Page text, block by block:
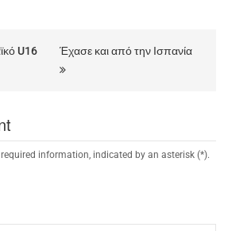
U16 Έχασε και από την Ισπανία
information, indicated by an asterisk (*).